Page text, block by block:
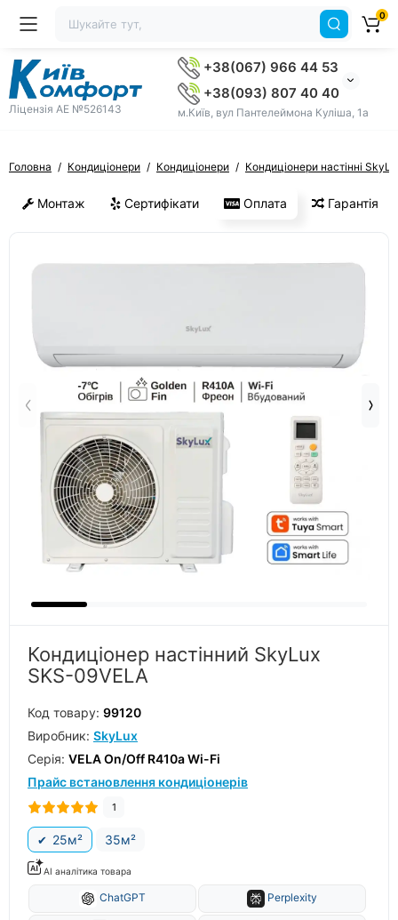
Ліцензія AE №526143
+38(067) 966 44 53
+38(093) 807 40 40
м.Київ, вул Пантелеймона Куліша, 1а
0
Головна Кондиціонери Кондиціонери Кондиціонери настінні
Монтаж Сертифікати Оплата Гарантія
Кондиціонер настінний SkyLux
SKS-09VELA
Код товару: 99120
Виробник: SkyLux
Серiя: VELA On/Off R410a Wi-Fi
Прайс встановлення кондиціонерів
1
25м² 35м²
AI аналітика товара
ChatGPT Perplexity